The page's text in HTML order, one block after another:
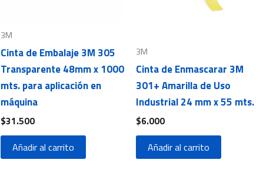
3M
Cinta de Embalaje 3M 305
Transparente 48mm x 1000
mts. para aplicación en
máquina
$31.500
Añadir al carrito
3M
Cinta de Enmascarar 3M
301+ Amarilla de Uso
Industrial 24 mm x 55 mts.
$6.000
Añadir al carrito